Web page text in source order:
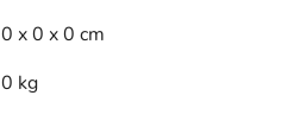
0 x 0 x 0 cm
0 kg